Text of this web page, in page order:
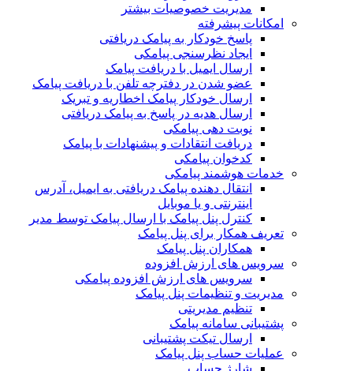
مدیریت خصوصیات بیشتر
امکانات پیشرفته
پاسخ خودکار به پیامک دریافتی
ایجاد نظرسنجی پیامکی
ارسال ایمیل با دریافت پیامک
عضو شدن در دفترچه تلفن با دریافت پیامک
ارسال خودکار پیامک اخطاریه و تبریک
ارسال هدیه در پاسخ به پیامک دریافتی
نوبت دهی پیامکی
دریافت انتقادات و پیشنهادات با پیامک
کدخوان پیامکی
خدمات هوشمند پیامکی
انتقال دهنده پیامک دریافتی به ایمیل، آدرس
اینترنتی و یا موبایل
کنترل پنل پیامک با ارسال پیامک توسط مدیر
تعریف همکار برای پنل پیامک
همکاران پنل پیامک
سرویس های ارزش افزوده
سرویس های ارزش افزوده پیامکی
مدیریت و تنظیمات پنل پیامک
تنظیم مدیریتی
پشتیبانی سامانه پیامک
ارسال تیکت پشتیبانی
عملیات حساب پنل پیامک